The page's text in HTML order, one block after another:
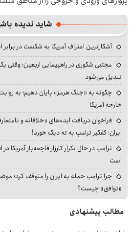
شاید ندیده
آشکارترین اعتراف آمریکا به شکست در برابر
مجتبی شکوری در راهپیمایی اربعین؛ وقتی
تبدیل می‌شود
چگونه به «جنگ هرمز» پایان دهیم؛ به
خارجه آمریکا
فراخوان دریافت ایده‌های «خلاقانه و
ایران؛ کفگیر ترامپ به ته دیگ خورد!
ترامپ در حال تکرار کارزار فاجعه‌بار آمریکا
است
چرا ترامپ حمله به ایران را متوقف کرد؛
«توافق» چیست؟
مطالب پیشنهادی